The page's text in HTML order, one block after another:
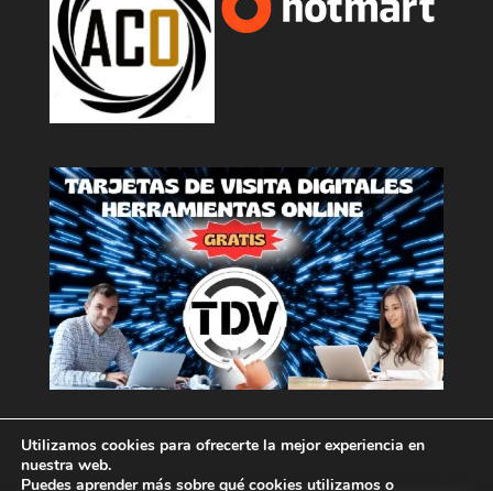
Utilizamos cookies para ofrecerte la mejor experiencia en
nuestra web.
Puedes aprender más sobre qué cookies utilizamos o